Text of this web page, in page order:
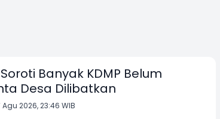
Banyak KDMP Belum
Desa Dilibatkan
Agu 2026, 23:46 WIB